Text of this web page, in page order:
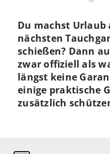
Du machst
nächsten
schießen? Dann
zwar offiziell als
längst keine
einige praktische
zusätzlich